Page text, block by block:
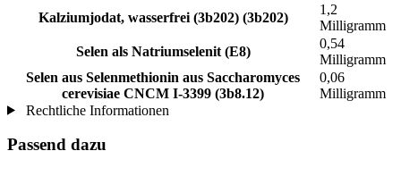
Kalziumjodat, wasserfrei (3b202) (3b202)
1,2
Milligramm
Selen als Natriumselenit (E8)
0,54
Milligramm
Selen aus Selenmethionin aus Saccharomyces
cerevisiae CNCM I-3399 (3b8.12)
0,06
Milligramm
Rechtliche Informationen
Passend dazu